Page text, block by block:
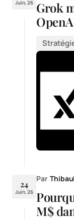
Juin, 26 Grok
24
Juin, 26
Par
M$